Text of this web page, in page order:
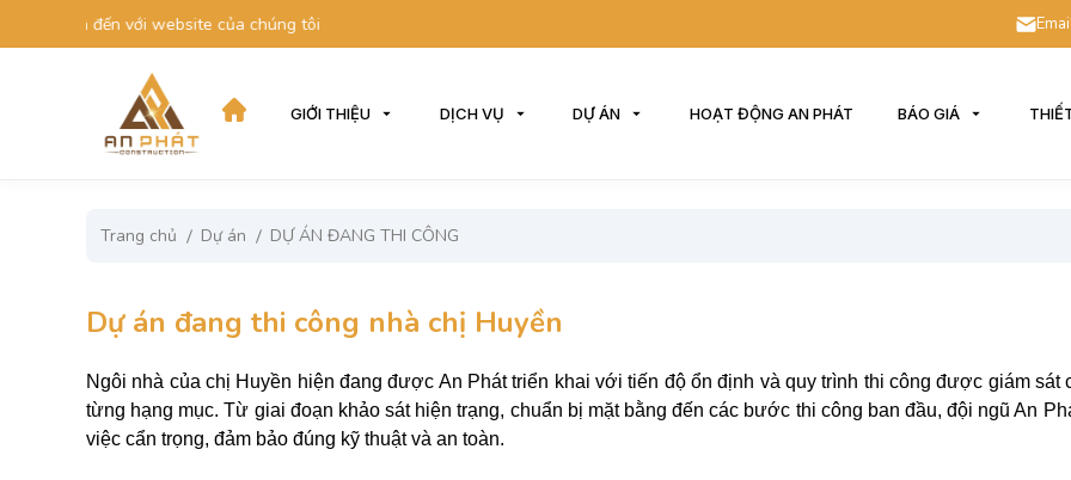
đến với website của chúng tôi
GIỚI THIỆU DỊCH VỤ DỰ ÁN HOẠT ĐỘNG AN PHÁT BÁO GIÁ
Trang chủ Dự án DỰ ÁN ĐANG THI CÔNG
Dự án đang thi công nhà chị Huyền
Ngôi nhà của chị Huyền hiện đang được An Phát triển khai với tiến độ ổn định và quy trình thi công được giám sát
từng hạng mục. Từ giai đoạn khảo sát hiện trạng, chuẩn bị mặt bằng đến các bước thi công ban đầu, đội ngũ An
việc cẩn trọng, đảm bảo đúng kỹ thuật và an toàn.